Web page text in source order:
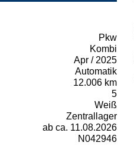
Pkw
Kombi
Apr / 2025
Automatik
12.006 km
5
Weiß
Zentrallager
ab ca. 11.08.2026
N042946